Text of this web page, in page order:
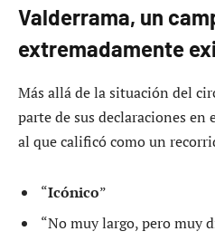
Valderrama, un
extremadamente
Más allá de la situación del
parte de sus declaraciones en
al que calificó como un
“Icónico”
“No muy largo, pero muy